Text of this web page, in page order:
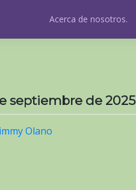
Acerca de nosotros.
septiembre de 2025
Olano